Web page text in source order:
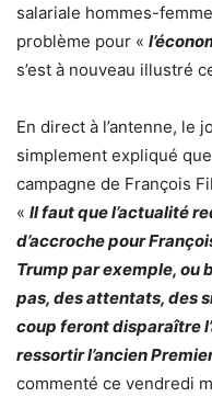
salariale hommes-
problème pour «
s’est à nouveau illustré
En direct à l’antenne, le
simplement expliqué
campagne de François
« Il faut que l’actualité
d’accroche pour
Trump par exemple, ou
pas, des attentats, des
coup feront disparaître
ressortir l’ancien
commenté ce vendredi